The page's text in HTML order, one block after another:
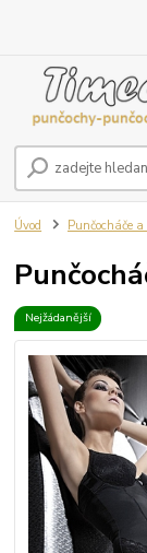
Úvod Punčocháče
Nejžádanější